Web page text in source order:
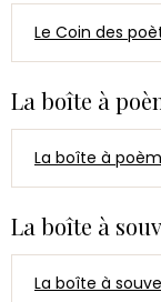
Le Coin des
La boîte à
La boîte à
La boîte à
La boîte à